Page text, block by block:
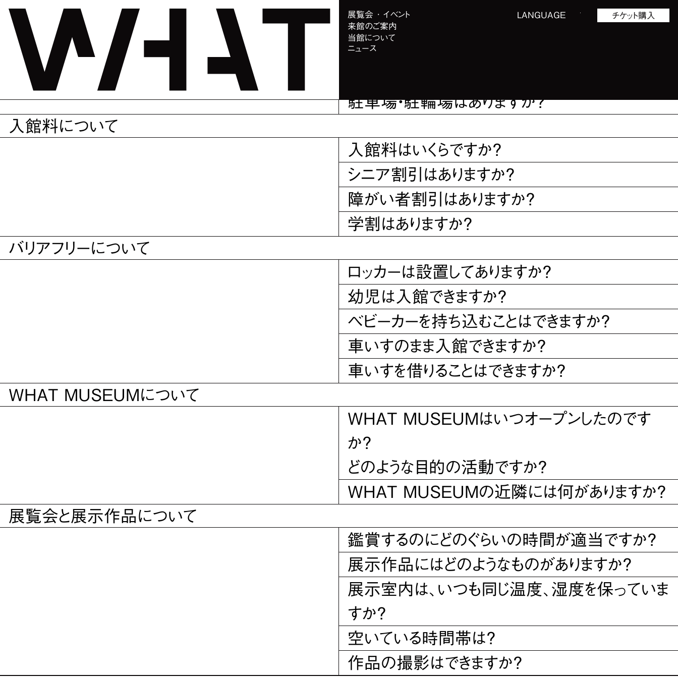
展覧会 ･ イベント
来館のご案内
当館について
ニュース
LANGUAGE チケット購入
よくあるご質問
開館時間とアクセスについて
開館は何時からですか？休館日はありますか？
駐車場・駐輪場はありますか？
入館料について
入館料はいくらですか？
シニア割引はありますか？
障がい者割引はありますか？
学割はありますか？
バリアフリーについて
ロッカーは設置してありますか？
幼児は入館できますか？
ベビーカーを持ち込むことはできますか？
車いすのまま入館できますか？
車いすを借りることはできますか？
WHAT MUSEUMについて
WHAT MUSEUMはいつオープンしたのです
か？
どのような目的の活動ですか？
WHAT MUSEUMの近隣には何がありますか？
展覧会と展示作品について
鑑賞するのにどのぐらいの時間が適当ですか？
展示作品にはどのようなものがありますか？
展示室内は、いつも同じ温度、湿度を保っていま
すか？
空いている時間帯は？
作品の撮影はできますか？